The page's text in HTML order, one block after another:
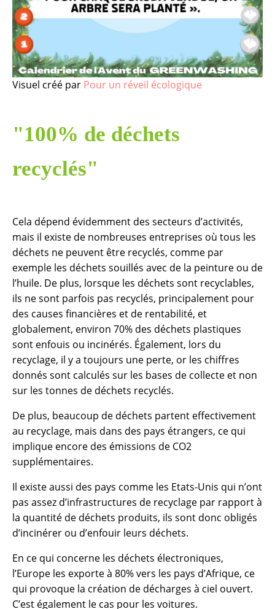
Visuel créé par Pour un réveil écologique
"100% de déchets
recyclés"
Cela dépend évidemment des secteurs d’activités,
mais il existe de nombreuses entreprises où tous les
déchets ne peuvent être recyclés, comme par
exemple les déchets souillés avec de la peinture ou de
l’huile. De plus, lorsque les déchets sont recyclables,
ils ne sont parfois pas recyclés, principalement pour
des causes financières et de rentabilité, et
globalement, environ 70% des déchets plastiques
sont enfouis ou incinérés. Également, lors du
recyclage, il y a toujours une perte, or les chiffres
donnés sont calculés sur les bases de collecte et non
sur les tonnes de déchets recyclés.
De plus, beaucoup de déchets partent effectivement
au recyclage, mais dans des pays étrangers, ce qui
implique encore des émissions de CO2
supplémentaires.
Il existe aussi des pays comme les Etats-Unis qui n’ont
pas assez d’infrastructures de recyclage par rapport à
la quantité de déchets produits, ils sont donc obligés
d’incinérer ou d’enfouir leurs déchets.
En ce qui concerne les déchets électroniques,
l’Europe les exporte à 80% vers les pays d’Afrique, ce
qui provoque la création de décharges à ciel ouvert.
C’est également le cas pour les voitures.